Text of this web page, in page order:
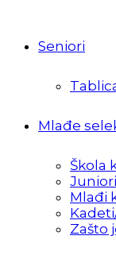
Seniori
Mlađe
Škola
Juniori
Mlađi
Zašto